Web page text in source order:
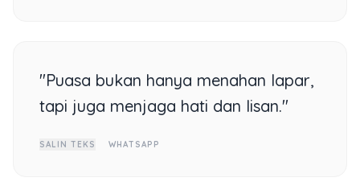
"Puasa bukan hanya menahan lapar,
tapi juga menjaga hati dan lisan."
SALIN TEKS WHATSAPP